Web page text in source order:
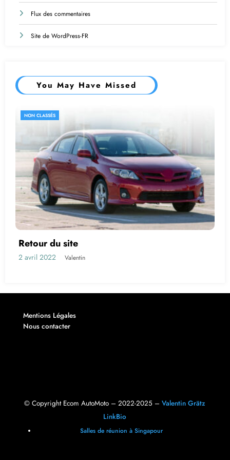
Flux des commentaires
Site de WordPress-FR
You May Have Missed
NON CLASSÉS
Retour du site
2 avril 2022 Valentin
Mentions Légales
Nous contacter
© Copyright Ecom AutoMoto – 2022-2025 –Valentin Grätz
LinkBio
Salles de réunion à Singapour